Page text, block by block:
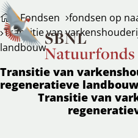
Fondsen
fondsen op
Transitie van
landbouw
Transitie van
regeneratieve landbouw
Transitie van